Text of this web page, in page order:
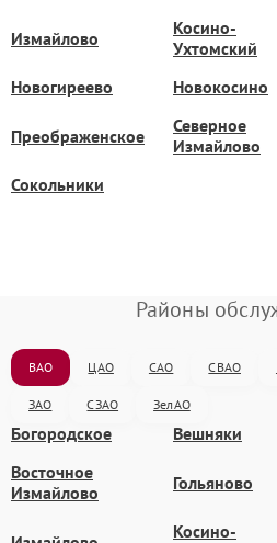
Измайлово
Косино-
Ухтомский
Новогиреево Новокосино
Преображенское
Северное
Измайлово
Сокольники
Районы
ВАО ЦАО САО СВАО
ЗАО СЗАО ЗелАО
Богородское Вешняки
Восточное
Измайлово
Гольяново
Косино-